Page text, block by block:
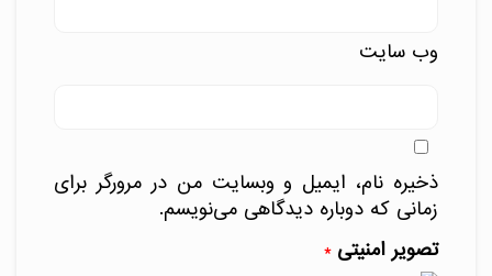
وب‌ سایت
ذخیره نام، ایمیل و وبسایت من در مرورگر برای
زمانی که دوباره دیدگاهی می‌نویسم.
تصویر امنیتی *